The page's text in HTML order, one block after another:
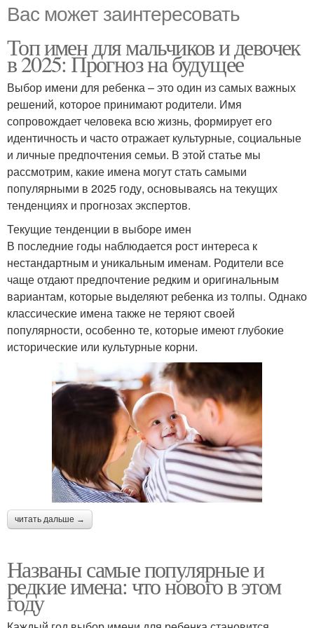
Вас может заинтересовать
Топ имен для мальчиков и девочек
в 2025: Прогноз на будущее
Выбор имени для ребенка – это один из самых важных
решений, которое принимают родители. Имя
сопровождает человека всю жизнь, формирует его
идентичность и часто отражает культурные, социальные
и личные предпочтения семьи. В этой статье мы
рассмотрим, какие имена могут стать самыми
популярными в 2025 году, основываясь на текущих
тенденциях и прогнозах экспертов.
Текущие тенденции в выборе имен
В последние годы наблюдается рост интереса к
нестандартным и уникальным именам. Родители все
чаще отдают предпочтение редким и оригинальным
вариантам, которые выделяют ребенка из толпы. Однако
классические имена также не теряют своей
популярности, особенно те, которые имеют глубокие
исторические или культурные корни.
читать дальше →
Названы самые популярные и
редкие имена: что нового в этом
году